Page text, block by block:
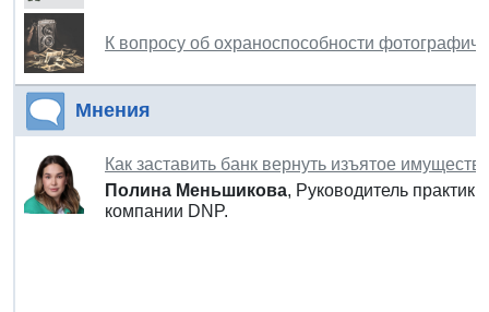
К вопросу об охраноспособности
Мнения
Как заставить банк вернуть изъятое
Полина Меньшикова, Руководитель
компании DNP.